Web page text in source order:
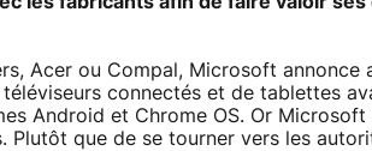
Acer ou Compal, Microsoft annonce
connectés et de tablettes
Android et Chrome OS. Or Microsoft
Plutôt que de se tourner vers les